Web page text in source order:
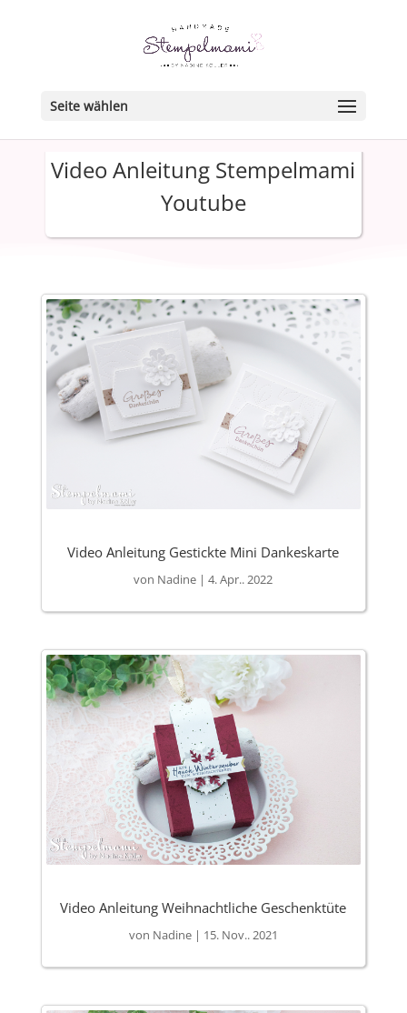
Seite wählen
Video Anleitung Stempelmami
Youtube
Video Anleitung Gestickte Mini Dankeskarte
von Nadine |4. Apr.. 2022
Video Anleitung Weihnachtliche Geschenktüte
von Nadine| 15. Nov.. 2021